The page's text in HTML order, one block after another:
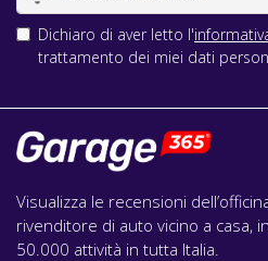
Dichiaro di aver letto l'
trattamento dei miei dati
Visualizza le recensioni
rivenditore di auto vicino a casa,
50.000 attività in tutta Italia.